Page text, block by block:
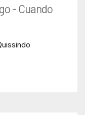
- Cuando